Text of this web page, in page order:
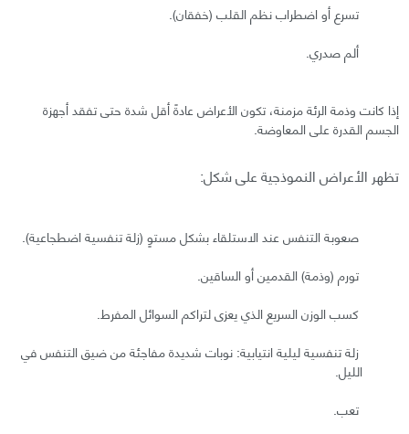
تسرع أو اضطراب نظم القلب (خفقان).
ألم صدري.
إذا كانت وذمة الرئة مزمنة، تكون الأعراض عادةً أقل شدة حتى تفقد أجهزة
الجسم القدرة على المعاوضة.
تظهر الأعراض النموذجية علی شكل:
صعوبة التنفس عند الاستلقاء بشكل مستوٍ (زلة تنفسية اضطجاعية).
تورم (وذمة) القدمين أو الساقين.
كسب الوزن السريع الذي يعزى لتراكم السوائل المفرط.
زلة تنفسية ليلية انتيابية: نوبات شديدة مفاجئة من ضيق التنفس في
الليل.
تعب.